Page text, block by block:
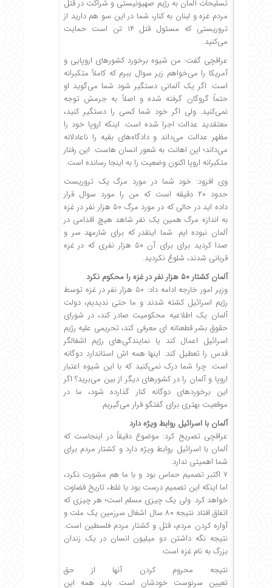
تسلیحات آلمان به رژیم صهیونیستی و شراکت در قتل
مردم غزه و لبنان به کنار، شما در این سو هم دارید از
تروریستی که مسئول قتل ۱۴ تن است حمایت
می‌کنید.
عراقچی گفت: من شیوه برخورد کشورهای اروپایی و
آمریکا را می‌خواهم زیر سوال ببرم که کاملاً متکبرانه
است. اگر یک آلمانی دستگیر شود شما می‌گوید او
حتماً گروگان گرفته شده و اصلاً به جرمش توجه
نمی‌کنید. ولی اگر خود شما کسی را دستگیر کنید،
معتقدید عدالت اجرا شده است. اینکه اروپا خود را
مظهر عدالت می‌داند و دادگاه‌های بقیه را ناعادلانه
می‌داند؛ این اهانت به شعور انسان هاست. این رفتار
متکبرانه اروپا اکنون وضعیت را به اینجا رسانده است.
وی افزود: خود شما در مورد مرگ یک تروریست
حدود ۲۰ دقیقه است که من را مورد سوال قرار
داده اید در حالی که در مورد مرگ ۵۰ هزار نفر در غزه
به اندازه مرگ همین یک نفر شاهد هیچ اقدامی در
آلمان نبوده ایم. شما اینقدر که برای شارمهد سر و
صدا کردید برای برای آن ۵۰ هزار نفری که در غزه
قربانی شدند، شلوغ نکردید.
آلمان کشتار ۵۰ هزار نفر در غزه را محکوم نکرد
وزیر امور خارجه ادامه داد: ۵۰ هزار نفر در غزه توسط
رژیم اسرائیل کشته شدند و ما حتی ندیدیم، دولت
آلمان یک اطلاعیه محکومیت صادر کند، در شورای
حقوق بشر قطعنانه ای معرفی کند، تحریمی علیه رژیم
اسرائیل اعمال کند یا نمایندگی‌های رژیم اشغالگر
قدس را تعطیل کند. اینها همه اش استاندارد دوگانه
است. چرا شما درک نمی‌کنید که با این شیوه اعتبار
اروپا و آلمان را در کشورهای دیگر از بین می‌برید؟ اگر
این برخوردهای دوگانه کنار گذارده شود، ما در
موقعیت بهتری برای گفتگو قرار می‌گیریم.
آلمان با اسرائیل روابط ویژه دارد
عراقچی تصریح کرد: موضوع دقیقاً در اینجاست که
آلمان با اسرائیل روابط ویژه دارد و کشتار مردم برای
شما اهمیتی ندارد.
۷ اکتبر تصمیم حماس بود و با ما هم مشورت نکرد،
اما اینکه این تصمیم درست بود یا غلط، تاریخ قضاوت
خواهد کرد. ولی یک چیزی مسلم است؛ هر چیزی که
اتفاق افتاد نتیجه ۸۰ سال اشغال سرزمین یک ملت و
آواره کردن مردم، قتل و کشتار مردم فلسطین است.
نتیجه نگه داشتن دو میلیون انسان در یک زندان
بزرگ به نام غزه است.
نتیجه محروم کردن آنها از حق
تعیین سرنوست خودشان است. باید همه این